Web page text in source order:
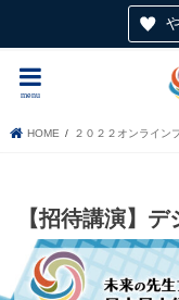
menu
HOME ２０２２オンライン
【招待講演】